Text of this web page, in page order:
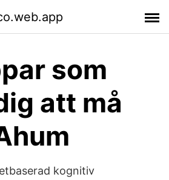
som
att må
kognitiv